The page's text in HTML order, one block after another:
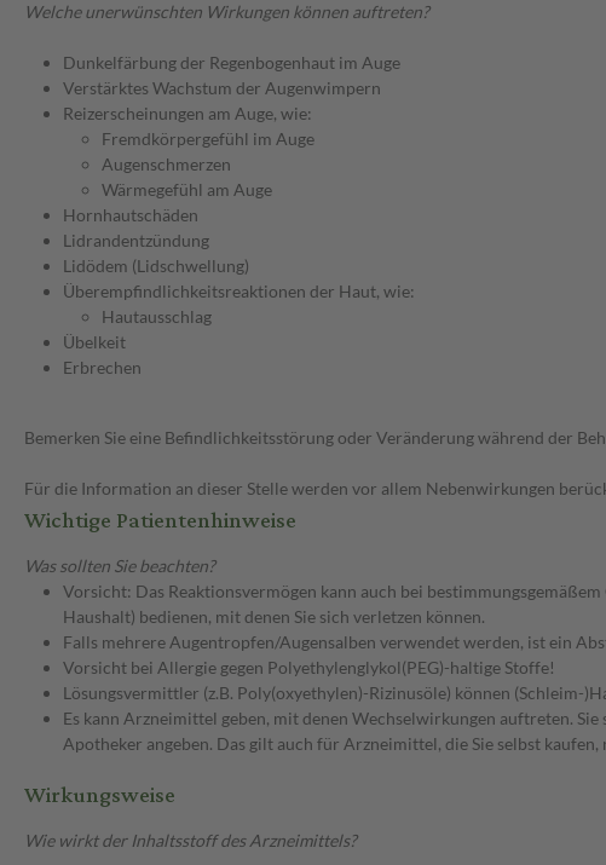
Welche unerwünschten Wirkungen können auftreten?
Dunkelfärbung der Regenbogenhaut im Auge
Verstärktes Wachstum der Augenwimpern
Reizerscheinungen am Auge, wie:
Fremdkörpergefühl im Auge
Augenschmerzen
Wärmegefühl am Auge
Hornhautschäden
Lidrandentzündung
Lidödem (Lidschwellung)
Überempfindlichkeitsreaktionen der Haut, wie:
Hautausschlag
Übelkeit
Erbrechen
Bemerken Sie eine Befindlichkeitsstörung oder Veränderung während der
Für die Information an dieser Stelle werden vor allem Nebenwirkungen
Wichtige Patientenhinweise
Was sollten Sie beachten?
Vorsicht: Das Reaktionsvermögen kann auch bei
Haushalt) bedienen, mit denen Sie sich verletzen können.
Falls mehrere Augentropfen/Augensalben verwendet werden, ist ein
Vorsicht bei Allergie gegen Polyethylenglykol(PEG)-haltige Stoffe!
Lösungsvermittler (z.B. Poly(oxyethylen)-Rizinusöle) können (Schleim-
Es kann Arzneimittel geben, mit denen Wechselwirkungen auftreten.
Apotheker angeben. Das gilt auch für Arzneimittel, die Sie selbst
Wirkungsweise
Wie wirkt der Inhaltsstoff des Arzneimittels?